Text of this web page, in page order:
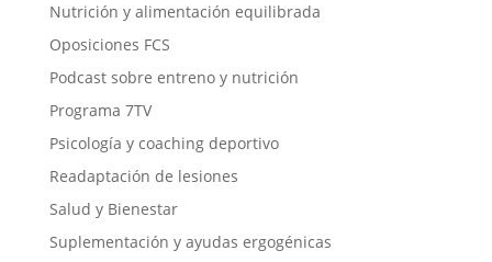
Nutrición y alimentación equilibrada
Oposiciones FCS
Podcast sobre entreno y nutrición
Programa 7TV
Psicología y coaching deportivo
Readaptación de lesiones
Salud y Bienestar
Suplementación y ayudas ergogénicas